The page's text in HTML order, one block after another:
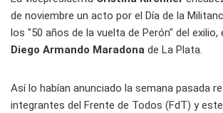
de noviembre un acto por el Día de la
los "50 años de la vuelta de Perón" del exilio,
Diego Armando Maradona de La Plata.
Así lo habían anunciado la semana pasada
integrantes del Frente de Todos (FdT) y